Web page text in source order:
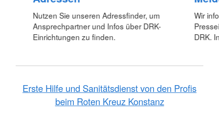
Nutzen Sie unseren Adressfinder, um
Ansprechpartner und Infos über DRK-
Einrichtungen zu finden.
Wir
DRK.
Erste Hilfe und Sanitätsdienst von den Profis
beim Roten Kreuz Konstanz